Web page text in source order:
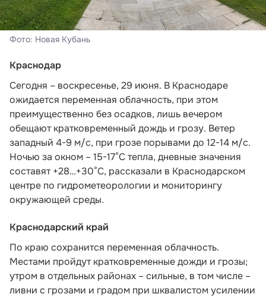
Фото: Новая Кубань
Краснодар
Сегодня – воскресенье, 29 июня. В Краснодаре
ожидается переменная облачность, при этом
преимущественно без осадков, лишь вечером
обещают кратковременный дождь и грозу. Ветер
западный 4-9 м/с, при грозе порывами до 12-14 м/с.
Ночью за окном – 15-17°С тепла, дневные значения
составят +28…+30°С, рассказали в Краснодарском
центре по гидрометеорологии и мониторингу
окружающей среды.
Краснодарский край
По краю сохранится переменная облачность.
Местами пройдут кратковременные дожди и грозы;
утром в отдельных районах – сильные, в том числе –
ливни с грозами и градом при шквалистом усилении